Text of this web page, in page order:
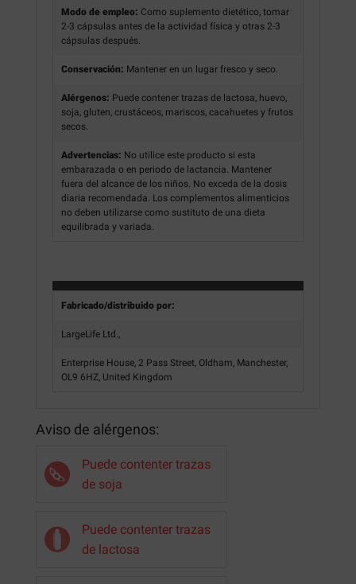
Modo de empleo: Como suplemento dietético, tomar
2-3 cápsulas antes de la actividad física y otras 2-3
cápsulas después.
Conservación: Mantener en un lugar fresco y seco.
Alérgenos: Puede contener trazas de lactosa, huevo,
soja, gluten, crustáceos, mariscos, cacahuetes y frutos
secos.
Advertencias: No utilice este producto si esta
embarazada o en periodo de lactancia. Mantener
fuera del alcance de los niños. No exceda de la dosis
diaria recomendada. Los complementos alimenticios
no deben utilizarse como sustituto de una dieta
equilibrada y variada.
Fabricado/distribuido por:
LargeLife Ltd.,
Enterprise House, 2 Pass Street, Oldham, Manchester,
OL9 6HZ, United Kingdom
Aviso de alérgenos:
Puede contenter trazas
de soja
Puede contenter trazas
de lactosa